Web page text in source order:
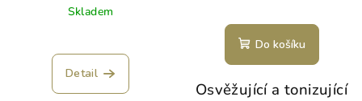
Skladem
Detail
Do košíku
Osvěžující a tonizující